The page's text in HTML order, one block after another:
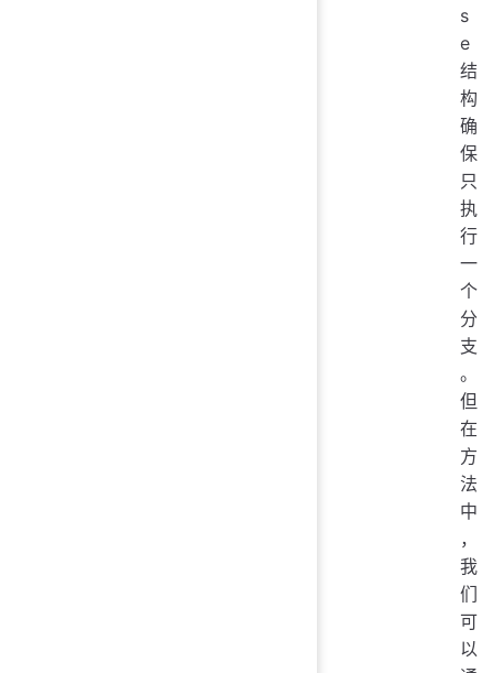
s
e
结
构
确
保
只
执
行
一
个
分
支
。
但
在
方
法
中
，
我
们
可
以